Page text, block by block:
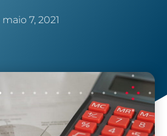
maio 7, 2021